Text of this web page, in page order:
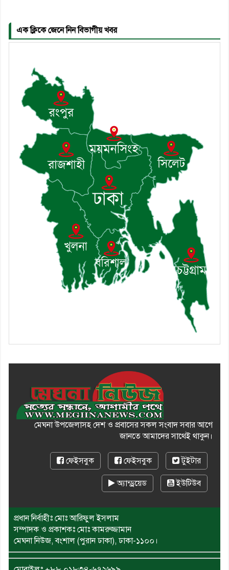
৭। দাউদকান্দিতে মুচি সম্প্রদায়ের
খোঁজখবর নিলেন ড. খন্দকার মারুফ
হোসেন
৮। মেঘনায় আইন-শৃঙ্খলা কমিটির
মাসিক সভা অনুষ্ঠিত
৯। জাতীয় নেতা ড. খন্দকার
মোশাররফ হোসেনের মূল্যায়ন কোথায়
এবং একটি বিশ্লেষণ
১০। দাউদকান্দিতে ইউপি সদস্যকে
মারধরের চেষ্টা ও প্রাণনাশের হুমকির
অভিযোগ
এক ক্লিকে জেনে নিন বিভাগীয় খবর
মেঘনা উপজেলাসহ দেশ ও প্রবাসের সকল সংবাদ সবার আগে
জানতে আমাদের সাথেই থাকুন।
ফেইসবুক ফেইসবুক টুইটার
অ্যান্ড্রয়েড ইউটিউব
প্রধান নির্বাহীঃ মোঃ আরিফুল ইসলাম
সম্পাদক ও প্রকাশকঃ মোঃ কামরুজ্জামান
মেঘনা নিউজ, বংশাল (পুরান ঢাকা), ঢাকা-১১০০।